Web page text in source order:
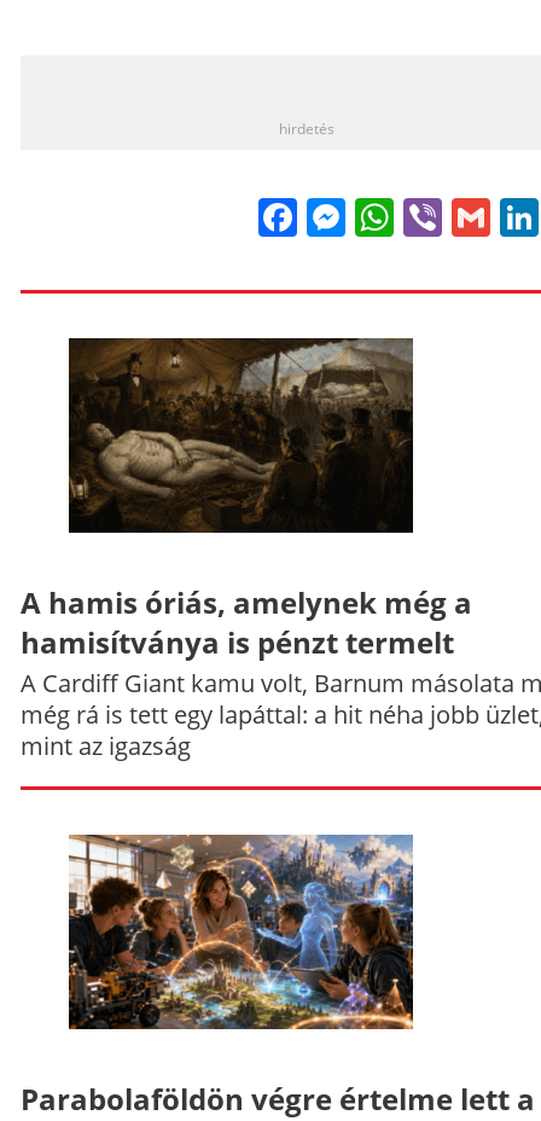
hirdetés
FacebookViber
A hamis óriás, amelynek még a
hamisítványa is pénzt termelt
A Cardiff Giant kamu volt, Barnum másolata
még rá is tett egy lapáttal: a hit néha jobb
mint az igazság
Parabolaföldön végre értelme lett a